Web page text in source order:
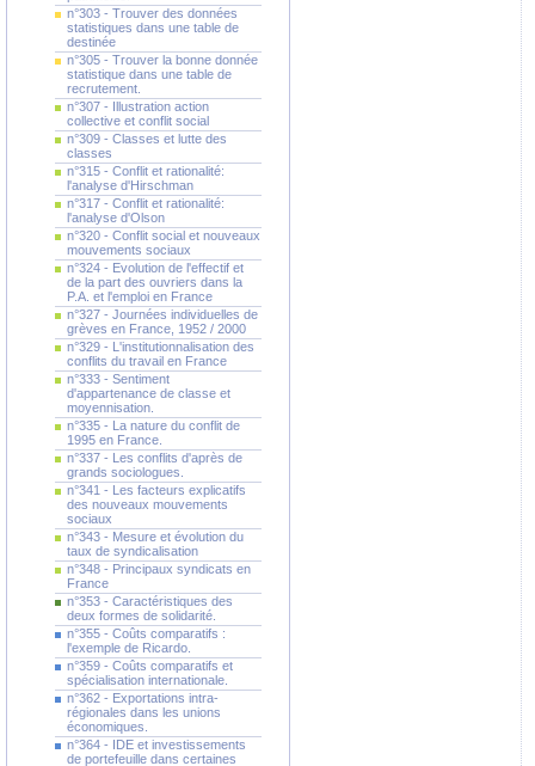
n°303 - Trouver des données
statistiques dans une table de
destinée
n°305 - Trouver la bonne donnée
statistique dans une table de
recrutement.
n°307 - Illustration action
collective et conflit social
n°309 - Classes et lutte des
classes
n°315 - Conflit et rationalité:
l'analyse d'Hirschman
n°317 - Conflit et rationalité:
l'analyse d'Olson
n°320 - Conflit social et nouveaux
mouvements sociaux
n°324 - Evolution de l'effectif et
de la part des ouvriers dans la
P.A. et l'emploi en France
n°327 - Journées individuelles de
grèves en France, 1952 / 2000
n°329 - L'institutionnalisation des
conflits du travail en France
n°333 - Sentiment
d'appartenance de classe et
moyennisation.
n°335 - La nature du conflit de
1995 en France.
n°337 - Les conflits d'après de
grands sociologues.
n°341 - Les facteurs explicatifs
des nouveaux mouvements
sociaux
n°343 - Mesure et évolution du
taux de syndicalisation
n°348 - Principaux syndicats en
France
n°353 - Caractéristiques des
deux formes de solidarité.
n°355 - Coûts comparatifs :
l'exemple de Ricardo.
n°359 - Coûts comparatifs et
spécialisation internationale.
n°362 - Exportations intra-
régionales dans les unions
économiques.
n°364 - IDE et investissements
de portefeuille dans certaines